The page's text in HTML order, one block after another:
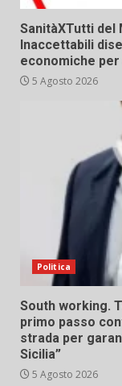
SanitàXTutti del
Inaccettabili
economiche
5 Agosto 2026
Politica
South working.
primo passo
strada per
Sicilia”
5 Agosto 2026